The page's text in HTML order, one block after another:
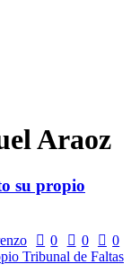
Araoz
su propio
0 0 0